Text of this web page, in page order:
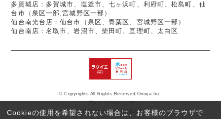
Cookieの使用を希望されない場合は、お客様のブラウザで
反社会的勢力に対する基本方針
© Copyrights All Rights Reserved,Onoya Inc.
多賀城店：多賀城市、塩釜市、七ヶ浜町、利府町、松島町、仙
台市（泉区一部,宮城野区一部）
仙台南光台店：仙台市（泉区、青葉区、宮城野区一部）
仙台南店：名取市、岩沼市、柴田町、亘理町、太白区